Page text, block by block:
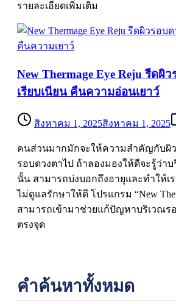
รายละเอียดเพิ่มเติม
New Thermage Eye Reju รีดผิ
เรียบเนียน คืนความอ่อนเยาว์
สิงหาคม 1, 2025สิงหาคม 1, 2025
คนส่วนมากมักจะให้ความสำคัญกับผิว
รอบดวงตาไป ถ้าลองมองให้ดีจะรู้ว่า
นั้น สามารถบ่งบอกถึงอายุและทำให้เ
ไม่ดูแลรักษาให้ดี โปรแกรม “New
สามารถเข้ามาช่วยแก้ปัญหาบริเวณร
ตรงจุด
คำค้นหาทั้งหมด